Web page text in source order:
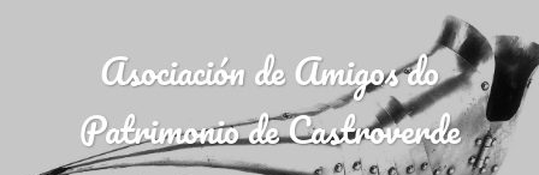
Asociación de Amigos do
Patrimonio de Castroverde